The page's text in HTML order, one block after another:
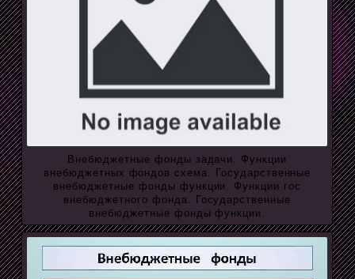
Внебюджетные фонды задачи. Функции
внебюджетных фондов схема. Государственные
внебюджетные фонды функции. Функции гос
внебюджетного фонда. Государственные
внебюджетные фонды функции.